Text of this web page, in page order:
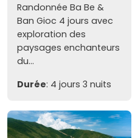
Randonnée Ba Be &
Ban Gioc 4 jours avec
exploration des
paysages enchanteurs
du...
Durée: 4 jours 3 nuits